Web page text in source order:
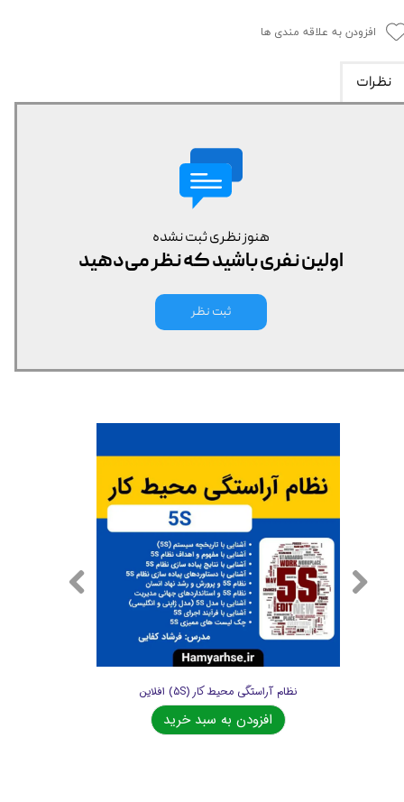
افزودن به علاقه مندی ها
نظرات
هنوز نظری ثبت نشده
اولین نفری باشید که نظر می‌دهید
ثبت نظر
نظام آراستگی محیط کار (5S) افلاین
افزودن به سبد خرید